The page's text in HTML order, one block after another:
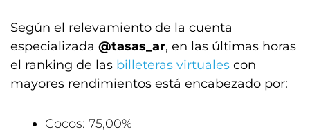
Según el relevamiento de la cuenta
especializada @tasas_ar, en las últimas horas
el ranking de las billeteras virtuales con
mayores rendimientos está encabezado por:
Cocos: 75,00%